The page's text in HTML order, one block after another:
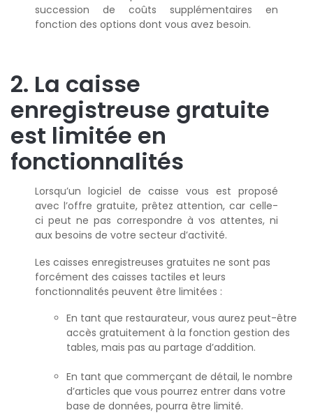
succession de coûts supplémentaires en
fonction des options dont vous avez besoin.
2. La caisse
enregistreuse gratuite
est limitée en
fonctionnalités
Lorsqu’un logiciel de caisse vous est proposé
avec l’offre gratuite, prêtez attention, car celle-
ci peut ne pas correspondre à vos attentes, ni
aux besoins de votre secteur d’activité.
Les caisses enregistreuses gratuites ne sont pas
forcément des caisses tactiles et leurs
fonctionnalités peuvent être limitées :
En tant que restaurateur, vous aurez peut-être
accès gratuitement à la fonction gestion des
tables, mais pas au partage d’addition.
En tant que commerçant de détail, le nombre
d’articles que vous pourrez entrer dans votre
base de données, pourra être limité.